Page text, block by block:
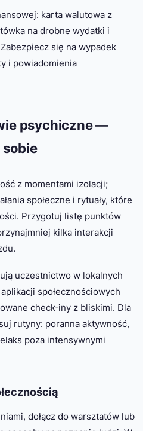
karta walutowa z
na drobne wydatki i
się na wypadek
i powiadomienia
psychiczne —
z momentami izolacji;
społeczne i rytuały, które
Przygotuj listę punktów
kilka interakcji
uczestnictwo w lokalnych
społecznościowych
check‑iny z bliskimi. Dla
rutyny: poranna aktywność,
poza intensywnymi
dołącz do warsztatów lub